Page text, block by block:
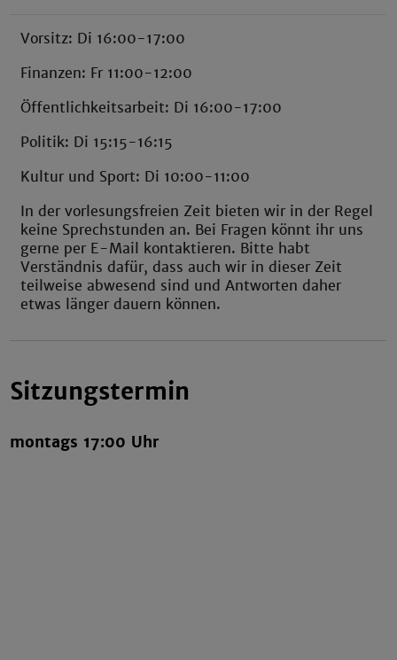
Vorsitz: Di 16:00-17:00
Finanzen: Fr 11:00-12:00
Öffentlichkeitsarbeit: Di 16:00-17:00
Politik: Di 15:15-16:15
Kultur und Sport: Di 10:00-11:00
In der vorlesungsfreien Zeit bieten wir in der Regel
keine Sprechstunden an. Bei Fragen könnt ihr uns
gerne per E-Mail kontaktieren. Bitte habt
Verständnis dafür, dass auch wir in dieser Zeit
teilweise abwesend sind und Antworten daher
etwas länger dauern können.
Sitzungstermin
montags 17:00 Uhr